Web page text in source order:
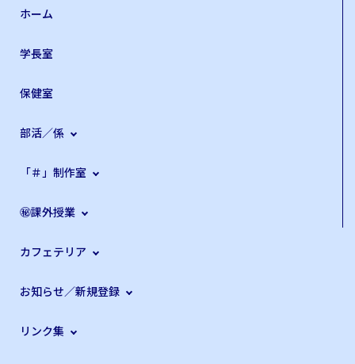
ホーム
学長室
保健室
部活／係
「＃」制作室
㊙課外授業
カフェテリア
お知らせ／新規登録
リンク集